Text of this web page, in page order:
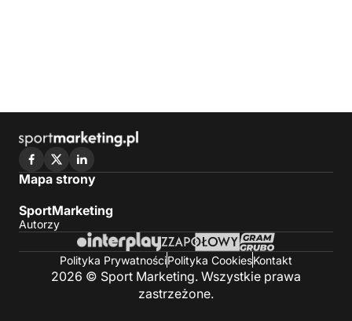
Mapa strony
SportMarketing
Autorzy
Polityka PrywatnościPolityka CookiesKontakt
2026 © Sport Marketing. Wszystkie prawa
zastrzeżone.